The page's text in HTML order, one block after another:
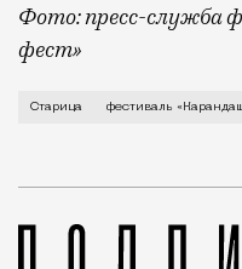
Фото: пресс-служба
фест»
В минувший уикенд
Старица фестиваль